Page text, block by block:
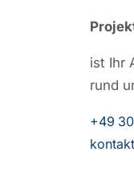
ist Ihr
rund
+49